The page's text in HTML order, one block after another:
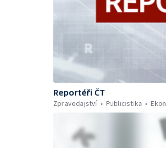
Reportéři ČT
Zpravodajství
Publicistika